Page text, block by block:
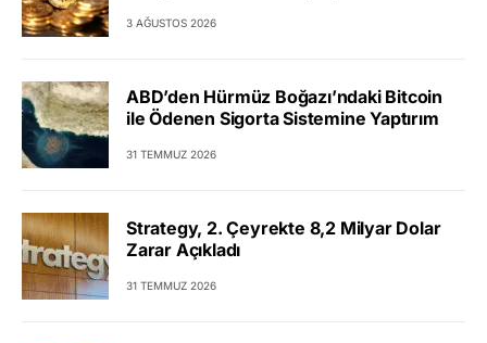
3 AĞUSTOS 2026
ABD’den Hürmüz Boğazı’ndaki Bitcoin
ile Ödenen Sigorta Sistemine Yaptırım
31 TEMMUZ 2026
Strategy, 2. Çeyrekte 8,2 Milyar Dolar
Zarar Açıkladı
31 TEMMUZ 2026